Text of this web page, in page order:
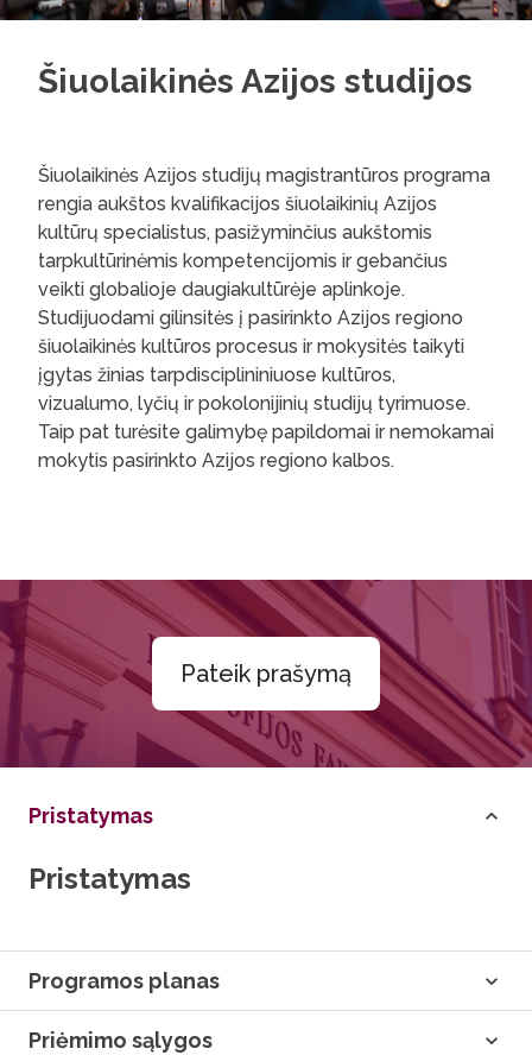
Šiuolaikinės Azijos studijos
Šiuolaikinės Azijos studijų magistrantūros programa
rengia aukštos kvalifikacijos šiuolaikinių Azijos
kultūrų specialistus, pasižyminčius aukštomis
tarpkultūrinėmis kompetencijomis ir gebančius
veikti globalioje daugiakultūrėje aplinkoje.
Studijuodami gilinsitės į pasirinkto Azijos regiono
šiuolaikinės kultūros procesus ir mokysitės taikyti
įgytas žinias tarpdisciplininiuose kultūros,
vizualumo, lyčių ir pokolonijinių studijų tyrimuose.
Taip pat turėsite galimybę papildomai ir nemokamai
mokytis pasirinkto Azijos regiono kalbos.
Pateik prašymą
Pristatymas
Pristatymas
Programos planas
Priėmimo sąlygos